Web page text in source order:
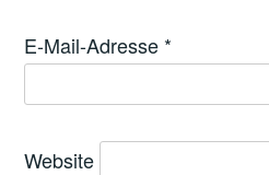
E-Mail-Adresse *
Website